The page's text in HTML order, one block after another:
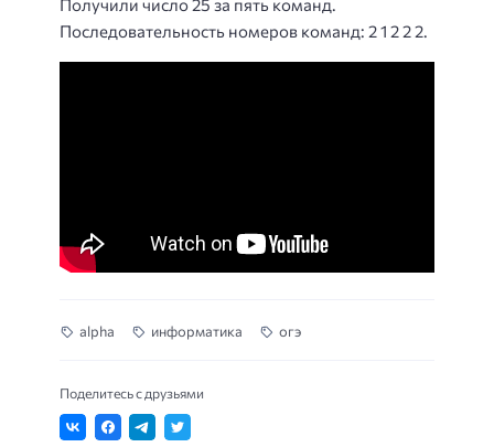
Последовательность номеров команд: 2 1 2 2 2.
alpha информатика огэ
Поделитесь с друзьями